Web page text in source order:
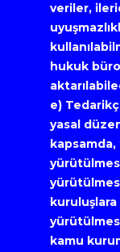
veriler,
hukuk
e)
yasal
kamu